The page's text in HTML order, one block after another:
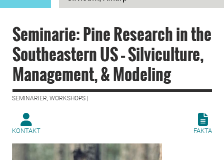
Seminarie: Pine Research in the
Southeastern US – Silviculture,
Management, & Modeling
SEMINARIER, WORKSHOPS |
KONTAKT FAKTA